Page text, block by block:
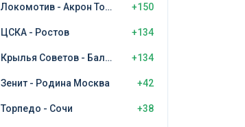
Локомотив - Акрон Тольятти +150
ЦСКА - Ростов +134
Крылья Советов - Балтика Калининград +134
Зенит - Родина Москва +42
Торпедо - Сочи +38